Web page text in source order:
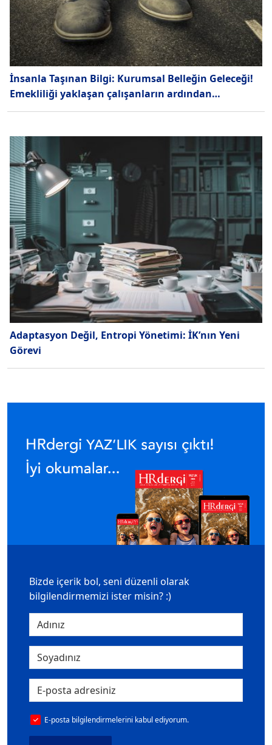
İnsanla Taşınan Bilgi: Kurumsal Belleğin Geleceği!
Emekliliği yaklaşan çalışanların ardından…
Adaptasyon Değil, Entropi Yönetimi: İK’nın Yeni
Görevi
Bizde içerik bol, seni düzenli olarak
bilgilendirmemizi ister misin? :)
E-posta bilgilendirmelerini kabul ediyorum.